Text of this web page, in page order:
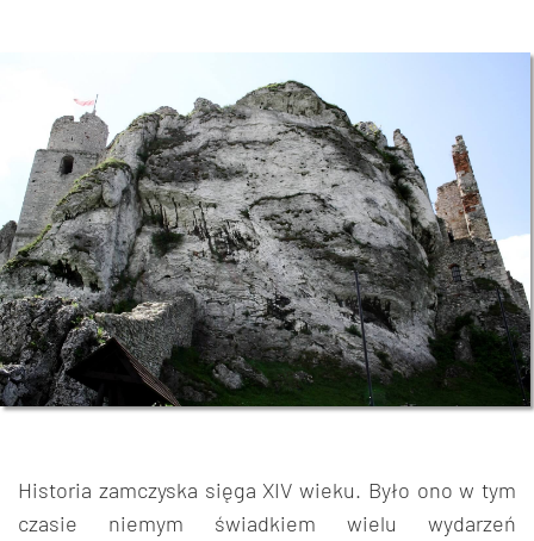
Historia zamczyska sięga XIV wieku. Było ono w tym
czasie niemym świadkiem wielu wydarzeń